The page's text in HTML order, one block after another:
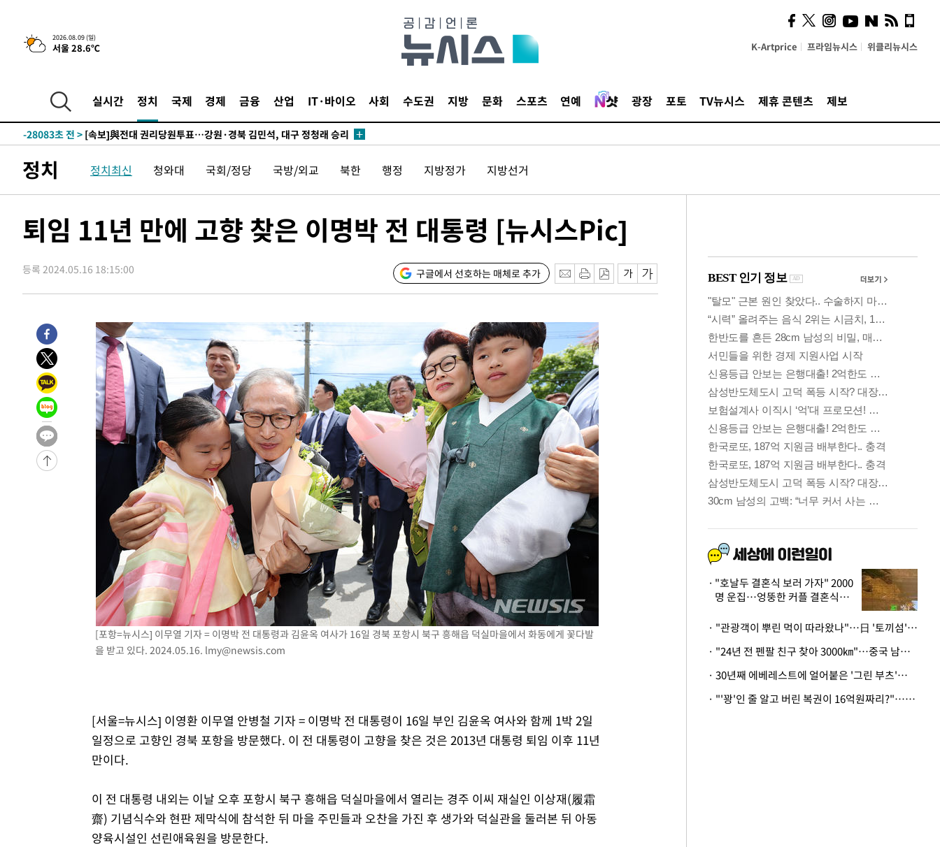
2026.08.09 (일)
서울 28.6℃ K-Artprice 프라임뉴시스 위클리뉴시스
실시간 정치 국제 경제 금융 산업 IT·바이오 사회 수도권 지방 문화 스포츠 연예 광장 포토 TV뉴시스 제휴 콘텐츠 제보
4시간 전 >‘축구의 신’ 아르헨티나 축구 선수 메시의 부친 지병 별세
-28909초 전 >
[속보]與 강원·TK 당원투표 합산 김민석 48.54%로 승리…정청래
44.40%
-28243초 전 >
44.53%
-28083초 전 > [속보]與전대 권리당원투표…강원·경북 김민석, 대구 정청래 승리
45.71%
-27792초 전 >
[속보]與 당대표 경선, 대구 권리당원 투표 정청래 47.82%·김민석
-27589초 전 >[속보]與 당대표 경선, 강원 권리당원 투표 김민석 승리…50.30%
-18149초 전 >
[속보]장은수, KLPGA 제주삼다수 역전 우승…데뷔 10년 차에 첫
-13441초 전 >손흥민, 68분 뛰고 2경기 침묵…LAFC, 톨루카에 1-0 승리(종합)
-12713초 전 >'2경기 연속 침묵' 손흥민, 톨루카전 68분만 뛰고 슈팅 0개
27분 전 >
'여긴 20도, 저긴 50도'…열화상 카메라로 본 폭염 저감시설 '온도차'
36분 전 >
콜롬비아 신임 우파 대통령 취임 하루만에 차량폭탄 폭발 사건
2시간 전 >
튀르키예 외무장관, "메카 3국 방위협정은 이란이 목표 아냐 " 밝혀
3시간 전 >
이군이 불법 군시설 건설한 레바논 남부에서 레바논군 3명 폭발로 부상
3시간 전 >
[속보]美중부 사령관, 이스라엘 긴급방문 다중화된 전선 상황 논의
4시간 전 >
美 국방부, 켄달 전 공군장관 보안허가 취소…“에어포스원 기밀정보, 언
론 누출”
4시간 전 >
‘축구의 신’ 아르헨티나 축구 선수 메시의 부친 지병 별세
-30279초 전 >
AT마드리드 데뷔 앞둔 이강인, 맨시티전 선발 대신 '벤치 시작'
[속보]與 강원·TK 당원투표 합산 김민석 48.54%로 승리…정청래
與 강원·TK 당원투표 합산 김민석 46.01%로 승리…정청래
[속보]與전대 권리당원투표…강원·경북 김민석, 대구 정청래 승리
[속보]與 당대표 경선, 경북 권리당원 투표 김민석 47.37%·정청래
[속보]與 당대표 경선, 대구 권리당원 투표 정청래 47.82%·김민석
[속보]與 당대표 경선, 강원 권리당원 투표 김민석 승리…50.30%
"일본축구협회, 대한축구협회 성 접대 의혹 심판 조사"
[속보]장은수, KLPGA 제주삼다수 역전 우승…데뷔 10년 차에 첫
"얼마나 더웠으면"…안동 물길공원서 헤엄친 구렁이 '소동'
'여긴 20도, 저긴 50도'…열화상 카메라로 본 폭염 저감시설 '온도차'
콜롬비아 신임 우파 대통령 취임 하루만에 차량폭탄 폭발 사건
튀르키예 외무장관, "메카 3국 방위협정은 이란이 목표 아냐 " 밝혀
[속보]美중부 사령관, 이스라엘 긴급방문 다중화된 전선 상황 논의
美 국방부, 켄달 전 공군장관 보안허가 취소…“에어포스원 기밀정보, 언
‘축구의 신’ 아르헨티나 축구 선수 메시의 부친 지병 별세
정치 정치최신 청와대 국회/정당 국방/외교 북한 행정 지방정가 지방선거
퇴임 11년 만에 고향 찾은 이명박 전 대통령 [뉴시스Pic]
등록 2024.05.16 18:15:00 구글에서 선호하는 매체로 추가
[포항=뉴시스] 이무열 기자 = 이명박 전 대통령과 김윤옥 여사가 16일 경북 포항시 북구 흥해읍 덕실마을에서 화동에게 꽃다발
을 받고 있다. 2024.05.16. lmy@newsis.com
[서울=뉴시스] 이영환 이무열 안병철 기자 = 이명박 전 대통령이 16일 부인 김윤옥 여사와 함께 1박 2일
일정으로 고향인 경북 포항을 방문했다. 이 전 대통령이 고향을 찾은 것은 2013년 대통령 퇴임 이후 11년
만이다.
이 전 대통령 내외는 이날 오후 포항시 북구 흥해읍 덕실마을에서 열리는 경주 이씨 재실인 이상재(履霜
齋) 기념식수와 현판 제막식에 참석한 뒤 마을 주민들과 오찬을 가진 후 생가와 덕실관을 둘러본 뒤 아동
양육시설인 선린애육원을 방문한다.
사이 해답 찾았죠"…알을
깨고 나온 '초자아'
"호날두 결혼식 보러 가자" 2000
명 운집…엉뚱한 커플 결혼식에
· "관광객이 뿌린 먹이 따라왔나"…日 '토끼섬' 멧돼지, 토끼까지 사냥
· "24년 전 펜팔 친구 찾아 3000㎞"…중국 남성 사연에 '뭉클'
· 30년째 에베레스트에 얼어붙은 '그린 부츠'…드디어 가족 품으로
· "'꽝'인 줄 알고 버린 복권이 16억원짜리?"…극적으로 되찾은 사연